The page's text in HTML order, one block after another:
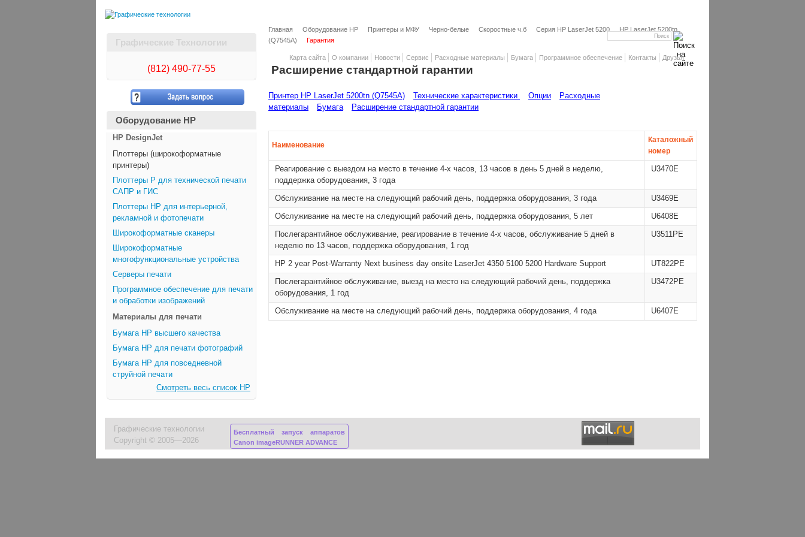
Карта сайта О компании Новости Сервис Расходные материалы Бумага Программное обеспечение Контакты Друзья
Графические Технологии
(812) 490-77-55
Оборудование HP
HP DesignJet
Плоттеры (широкоформатные
принтеры)
Плоттеры Р для технической печати
САПР и ГИС
Плоттеры НР для интерьерной,
рекламной и фотопечати
Широкоформатные сканеры
Широкоформатные
многофункциональные устройства
Серверы печати
Программное обеспечение для печати
и обработки изображений
Материалы для печати
Бумага HP высшего качества
Бумага HP для печати фотографий
Бумага HP для повседневной
струйной печати
Смотреть весь список HP
Главная Оборудование HP Принтеры и МФУ Черно-белые Скоростные ч.б Серия HP LaserJet 5200
HP LaserJet 5200tn
(Q7545A)
Гарантия
Расширение стандартной гарантии
Принтер HP LaserJet 5200tn (Q7545A) Технические характеристики Опции
Расходные
материалы
Бумага Расширение стандартной гарантии
Наименование
Каталожный
номер
Реагирование с выездом на место в течение 4-х часов, 13 часов в день 5 дней в неделю,
поддержка оборудования, 3 года
U3470E
Обслуживание на месте на следующий рабочий день, поддержка оборудования, 3 года U3469E
Обслуживание на месте на следующий рабочий день, поддержка оборудования, 5 лет U6408E
Послегарантийное обслуживание, реагирование в течение 4-х часов, обслуживание 5 дней в
неделю по 13 часов, поддержка оборудования, 1 год
U3511PE
HP 2 year Post-Warranty Next business day onsite LaserJet 4350 5100 5200 Hardware Support UT822PE
Послегарантийное обслуживание, выезд на место на следующий рабочий день, поддержка
оборудования, 1 год
U3472PE
Обслуживание на месте на следующий рабочий день, поддержка оборудования, 4 года U6407E
Графические технологии
Copyright © 2005—2026
Бесплатный запуск аппаратов
Canon imageRUNNER ADVANCE